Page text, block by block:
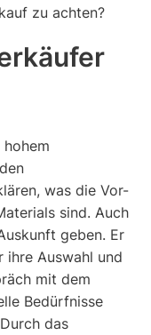
zu achten?
was die Vor-
sind. Auch
geben. Er
ihre Auswahl und
mit dem
Bedürfnisse
das